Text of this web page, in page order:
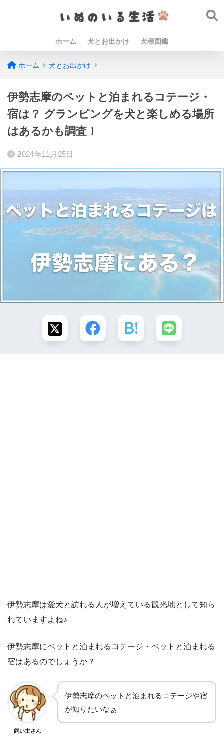
ホーム 犬とお出かけ 犬種図鑑
ホーム 犬とお出かけ
伊勢志摩のペットと泊まれるコテージ・
宿は？ グランピングを犬と楽しめる場所
はあるかも調査！
2024年11月25日
伊勢志摩は愛犬と訪れる人が増えている観光地として知ら
れていますよね♪
伊勢志摩にペットと泊まれるコテージ・ペットと泊まれる
宿はあるのでしょうか？
飼い主さん
伊勢志摩のペットと泊まれるコテージや宿
が知りたいなぁ